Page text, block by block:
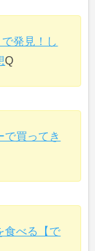
発見！し
Q
で買ってき
食べる【で